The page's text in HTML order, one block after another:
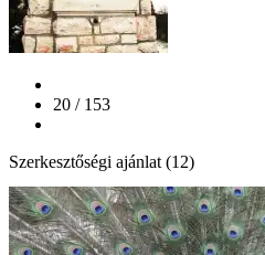
20 / 153
Szerkesztőségi ajánlat (12)